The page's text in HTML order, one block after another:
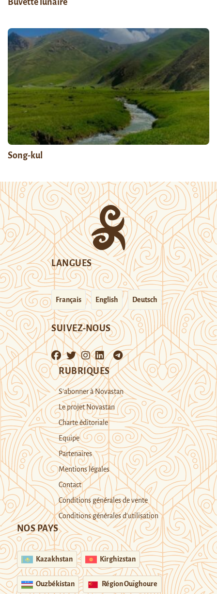
Song-kul
LANGUES
Français English Deutsch
SUIVEZ-NOUS
RUBRIQUES
S’abonner à Novastan
Le projet Novastan
Charte éditoriale
Equipe
Partenaires
Mentions légales
Contact
Conditions générales de vente
Conditions générales d’utilisation
NOS PAYS
Kazakhstan Kirghizstan
Ouzbékistan Région Ouïghoure